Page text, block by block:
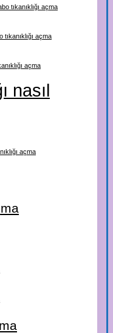
tıkanıklığı açma
açma
açma
nasıl
açma